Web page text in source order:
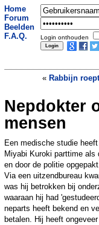
Home
Forum
Beelden
F.A.Q.
Login onthouden
« Rabbijn
Nepdokter
mensen
Een medische studie
Miyabi Kuroki parttime
en door de politie
Via een uitzendbureau
was hij betrokken bij
waaraan hij had
neparts heeft bekend en
betalen. Hij heeft